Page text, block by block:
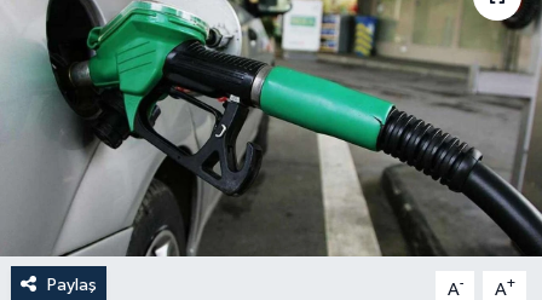
Paylaş A- A+
Yaşam
Anali̇z
Bi̇li̇m & Teknoloji̇
Dünya
Eği̇ti̇m